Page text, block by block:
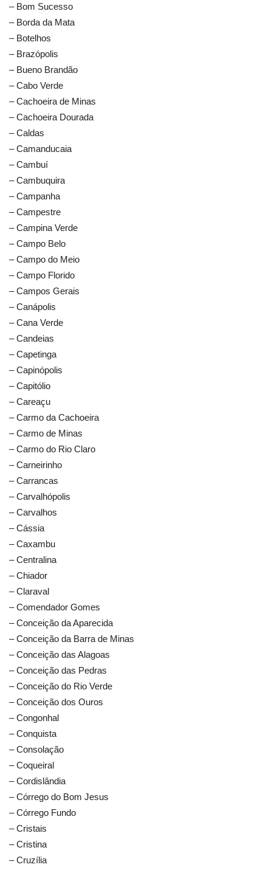
– Bom Sucesso
– Borda da Mata
– Botelhos
– Brazópolis
– Bueno Brandão
– Cabo Verde
– Cachoeira de Minas
– Cachoeira Dourada
– Caldas
– Camanducaia
– Cambuí
– Cambuquira
– Campanha
– Campestre
– Campina Verde
– Campo Belo
– Campo do Meio
– Campo Florido
– Campos Gerais
– Canápolis
– Cana Verde
– Candeias
– Capetinga
– Capinópolis
– Capitólio
– Careaçu
– Carmo da Cachoeira
– Carmo de Minas
– Carmo do Rio Claro
– Carneirinho
– Carrancas
– Carvalhópolis
– Carvalhos
– Cássia
– Caxambu
– Centralina
– Chiador
– Claraval
– Comendador Gomes
– Conceição da Aparecida
– Conceição da Barra de Minas
– Conceição das Alagoas
– Conceição das Pedras
– Conceição do Rio Verde
– Conceição dos Ouros
– Congonhal
– Conquista
– Consolação
– Coqueiral
– Cordislândia
– Córrego do Bom Jesus
– Córrego Fundo
– Cristais
– Cristina
– Cruzília